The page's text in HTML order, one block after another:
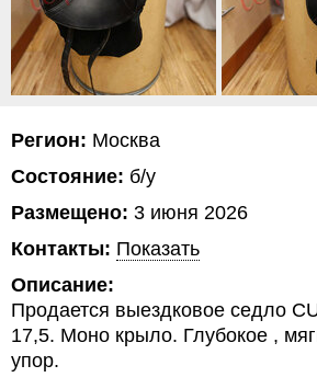
Регион: Москва
Состояние: б/у
Размещено: 3 июня 2026
Контакты: Показать
Описание:
Продается выездковое седло
17,5. Моно крыло. Глубокое ,
упор.